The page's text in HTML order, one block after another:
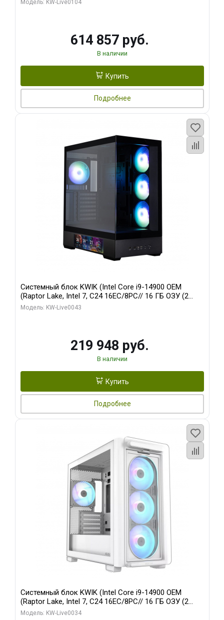
Модель: KW-Live0104
614 857 руб.
В наличии
Купить
Подробнее
Системный блок KWIK (Intel Core i9-14900 OEM
(Raptor Lake, Intel 7, C24 16EC/8PC// 16 ГБ ОЗУ (2
модуля)/ Palit RTX5070Ti GAMINGPRO-S OC 16GB
Модель: KW-Live0043
219 948 руб.
В наличии
Купить
Подробнее
Системный блок KWIK (Intel Core i9-14900 OEM
(Raptor Lake, Intel 7, C24 16EC/8PC// 16 ГБ ОЗУ (2
модуля)/ MSI RTX5060Ti VENTUS 2X PLUS 16GB
Модель: KW-Live0034